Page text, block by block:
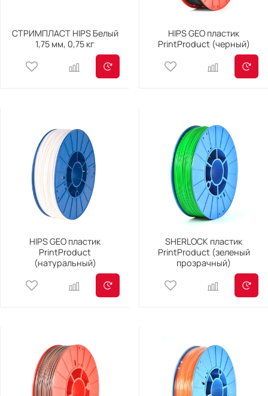
СТРИМПЛАСТ HIPS Белый
1,75 мм, 0,75 кг
HIPS GEO пластик
PrintProduct (черный)
HIPS GEO пластик
PrintProduct
(натуральный)
SHERLOCK пластик
PrintProduct (зеленый
прозрачный)